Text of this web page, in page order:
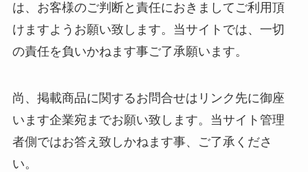
は、お客様のご判断と責任におきましてご利用頂
けますようお願い致します。当サイトでは、一切
の責任を負いかねます事ご了承願います。
尚、掲載商品に関するお問合せはリンク先に御座
います企業宛までお願い致します。当サイト管理
者側ではお答え致しかねます事、ご了承くださ
い。